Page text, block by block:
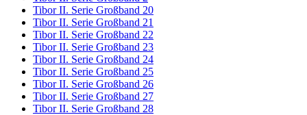
Tibor II. Serie Großband 20
Tibor II. Serie Großband 21
Tibor II. Serie Großband 22
Tibor II. Serie Großband 23
Tibor II. Serie Großband 24
Tibor II. Serie Großband 25
Tibor II. Serie Großband 26
Tibor II. Serie Großband 27
Tibor II. Serie Großband 28